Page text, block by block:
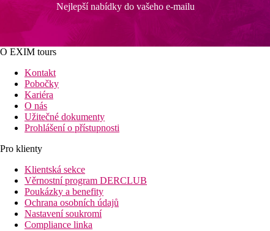
Nejlepší nabídky do vašeho e-mailu
O EXIM tours
Kontakt
Pobočky
Kariéra
O nás
Užitečné dokumenty
Prohlášení o přístupnosti
Pro klienty
Klientská sekce
Věrnostní program DERCLUB
Poukázky a benefity
Ochrana osobních údajů
Nastavení soukromí
Compliance linka